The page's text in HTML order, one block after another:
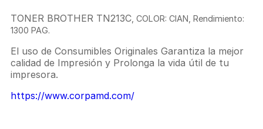
TONER BROTHER TN213C , COLOR: CIAN, Rendimiento:
1300 PAG.
El uso de Consumibles Originales Garantiza la mejor
calidad de Impresión y Prolonga la vida útil de tu
impresora.
https://www.corpamd.com/